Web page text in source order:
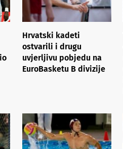
Hrvatski kadeti
ostvarili i drugu
uvjerljivu pobjedu na
EuroBasketu B divizije